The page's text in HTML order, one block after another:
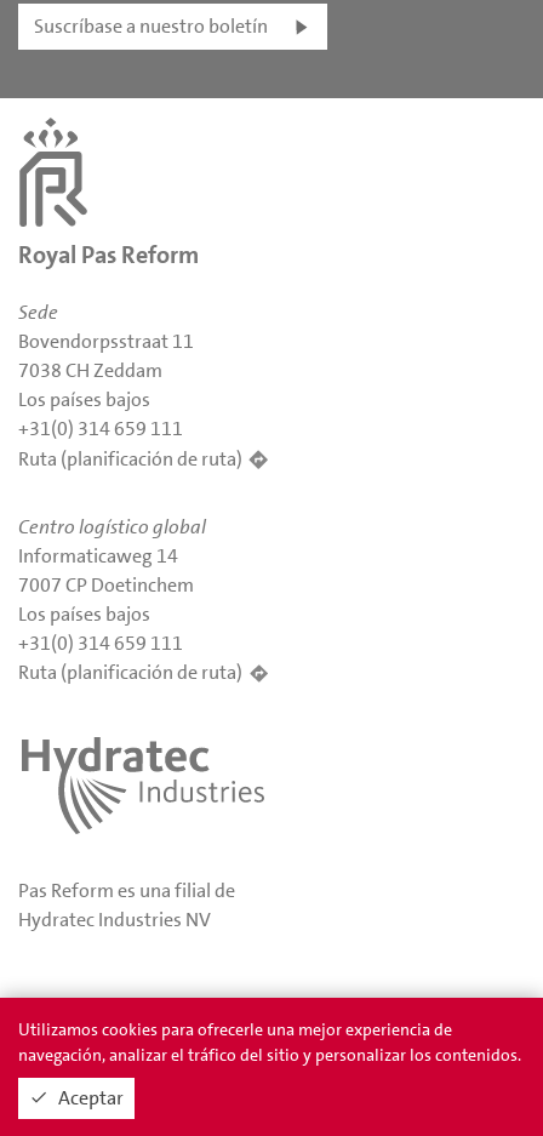
Suscríbase a nuestro boletín
Royal Pas Reform
Sede
Bovendorpsstraat 11
7038 CH Zeddam
Los países bajos
+31(0) 314 659 111
Ruta (planificación de ruta)
Centro logístico global
Informaticaweg 14
7007 CP Doetinchem
Los países bajos
+31(0) 314 659 111
Ruta (planificación de ruta)
Pas Reform es una filial de
Hydratec Industries NV
Utilizamos cookies para ofrecerle una mejor experiencia de
navegación, analizar el tráfico del sitio y personalizar los contenidos.
Aceptar